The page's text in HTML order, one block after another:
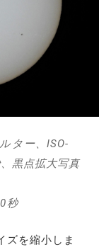
ター、ISO-
黒点拡大写真
秒
ズを縮小しま